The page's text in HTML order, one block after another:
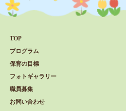
TOP
プログラム
保育の目標
フォトギャラリー
職員募集
お問い合わせ